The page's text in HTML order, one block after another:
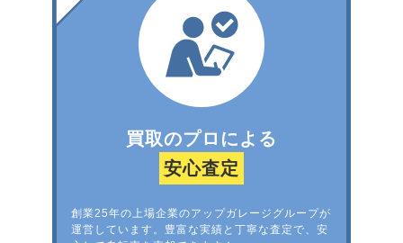
買取のプロによる
安心査定
創業25年の上場企業のアップガレージグループが
運営しています。豊富な実績と丁寧な査定で、安